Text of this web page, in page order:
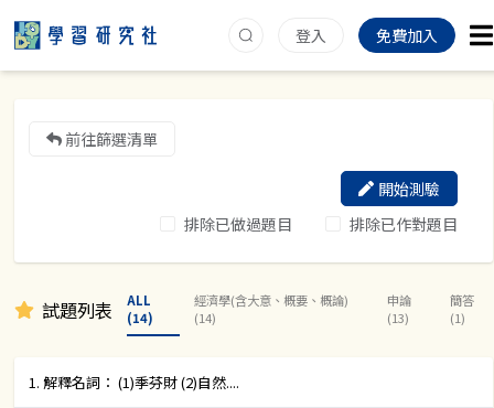
登入 免費加入
前往篩選清單
排除已做過題目 排除已作對題目
開始測驗
試題列表
ALL
(14)
經濟學(含大意、概要、概論)
(14)
申論
(13)
簡答
(1)
1. 解釋名詞： (1)季芬財 (2)自然....